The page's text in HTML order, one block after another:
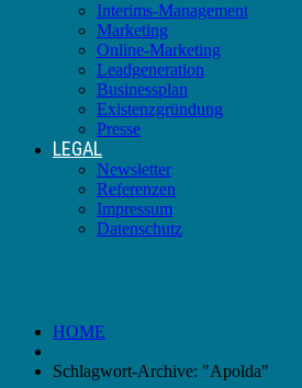
Interims-Management
Marketing
Online-Marketing
Leadgeneration
Businessplan
Existenzgründung
Presse
LEGAL
Newsletter
Referenzen
Impressum
Datenschutz
HOME
Schlagwort-Archive: "Apolda"